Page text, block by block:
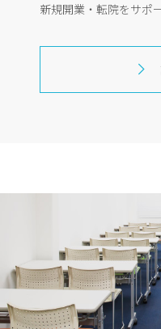
新規開業・転院をサポ